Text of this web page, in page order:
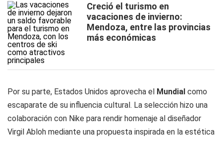
Creció el turismo en
vacaciones de invierno:
Mendoza, entre las provincias
más económicas
Por su parte, Estados Unidos aprovecha el Mundial como
escaparate de su influencia cultural. La selección hizo una
colaboración con Nike para rendir homenaje al diseñador
Virgil Abloh mediante una propuesta inspirada en la estética